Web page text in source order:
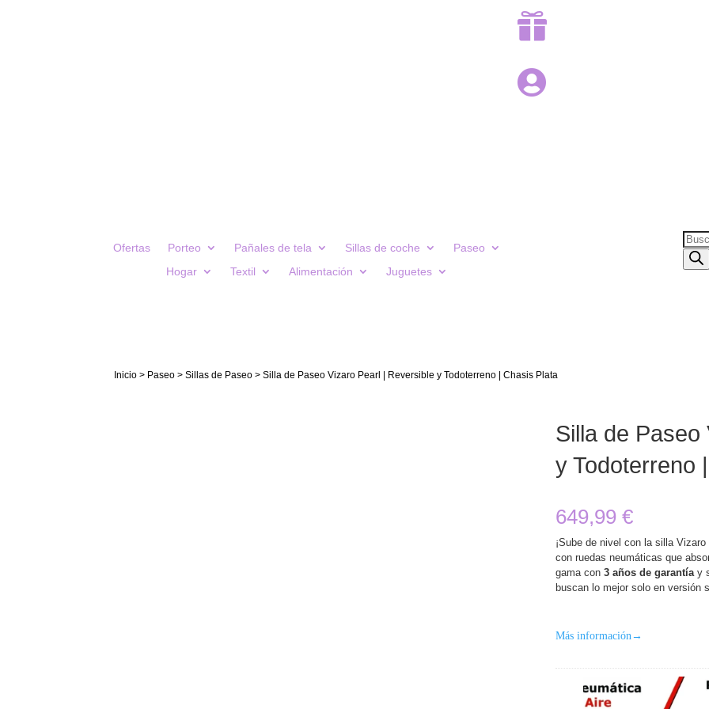


Ofertas Porteo Pañales de tela Sillas de coche
Paseo
Hogar
Textil Alimentación Juguetes
de
Inicio > Paseo >Sillas de Paseo > Silla de Paseo Vizaro Pearl | Reversible y Todoterreno | Chasis Plata
Silla de
y Todoterreno
649,99 €
¡Sube de nivel con la silla
con ruedas neumáticas que
gama con 3 años de garantíay
buscan lo mejor solo en versión
Más información →